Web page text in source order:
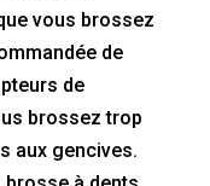
vous brossez
de
de
brossez trop
aux gencives.